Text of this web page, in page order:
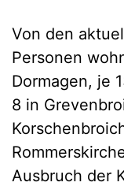
Von den
Personen
Dormagen, je
8 in
Ausbruch der